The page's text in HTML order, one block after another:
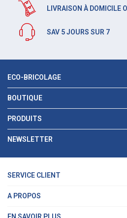
LIVRAISON À DOMICILE
SAV 5 JOURS SUR 7
ECO-BRICOLAGE
BOUTIQUE
PRODUITS
NEWSLETTER
SERVICE CLIENT
A PROPOS
EN SAVOIR PLUS